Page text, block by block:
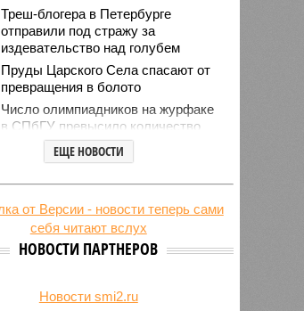
Треш-блогера в Петербурге
отправили под стражу за
издевательство над голубем
Пруды Царского Села спасают от
превращения в болото
Число олимпиадников на журфаке
в СПбГУ превысило количество
бюджетных мест
Рейды против подростков-
неформалов проведут в городе на
Оплатить проезд в наземном
транспорте Петербурга можно
будет по геолокации
отключения горячей воды в
ЕЩЕ НОВОСТИ
НОВОСТИ ПАРТНЕРОВ
Новости smi2.ru